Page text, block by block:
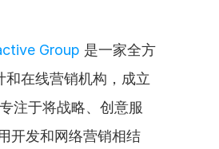
Group 是一家全方
和在线营销机构，成立
注于将战略、创意服
开发和网络营销相结